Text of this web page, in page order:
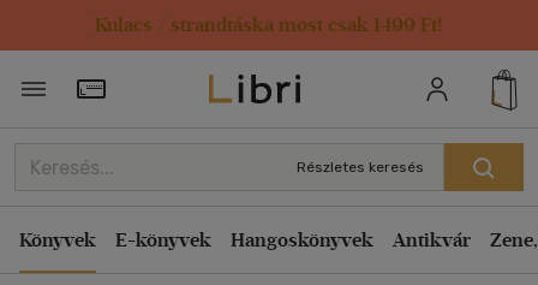
Kulacs / strandtáska most csak 1499 Ft!
Törzsvásárlói Kártya adatai
Részletes keresés
Könyvek E-könyvek Hangoskönyvek Antikvár